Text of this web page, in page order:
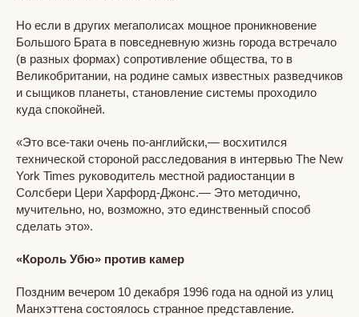
Но если в других мегаполисах мощное проникновение
Большого Брата в повседневную жизнь города встречало
(в разных формах) сопротивление общества, то в
Великобритании, на родине самых известных разведчиков
и сыщиков планеты, становление системы проходило
куда спокойней.
«Это все-таки очень по-английски,— восхитился
технической стороной расследования в интервью The New
York Times руководитель местной радиостанции в
Солсбери Цери Харфорд-Джонс.— Это методично,
мучительно, но, возможно, это единственный способ
сделать это».
«Король Убю» против камер
Поздним вечером 10 декабря 1996 года на одной из улиц
Манхэттена состоялось странное представление.